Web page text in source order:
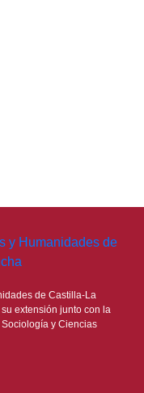
de Castilla-La
extensión junto con la
y Ciencias